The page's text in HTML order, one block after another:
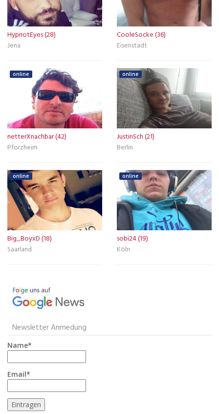
HypnotEyes (28)
Jena
CooleSocke (36)
Eisenstadt
online
netterXnachbar (42)
Pforzheim
online
JustinSch (21)
Berlin
online
Big_BoyxD (18)
Saarland
online
sobi24 (19)
Köln
Newsletter Anmedung
Name*
Email*